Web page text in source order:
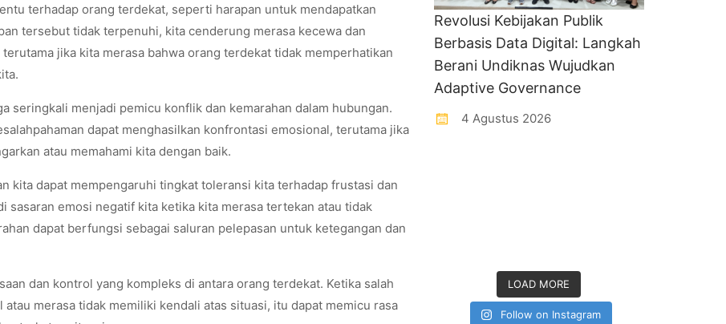
terhadap orang terdekat, seperti harapan untuk mendapatkan
tersebut tidak terpenuhi, kita cenderung merasa kecewa dan
jika kita merasa bahwa orang terdekat tidak memperhatikan
seringkali menjadi pemicu konflik dan kemarahan dalam hubungan.
dapat menghasilkan konfrontasi emosional, terutama jika
atau memahami kita dengan baik.
kita dapat mempengaruhi tingkat toleransi kita terhadap frustasi dan
sasaran emosi negatif kita ketika kita merasa tertekan atau tidak
dapat berfungsi sebagai saluran pelepasan untuk ketegangan dan
dan kontrol yang kompleks di antara orang terdekat. Ketika salah
merasa tidak memiliki kendali atas situasi, itu dapat memicu rasa
Revolusi Kebijakan Publik
Berbasis Data Digital: Langkah
Berani Undiknas Wujudkan
Adaptive Governance
4 Agustus 2026
LOAD MORE
Follow on Instagram